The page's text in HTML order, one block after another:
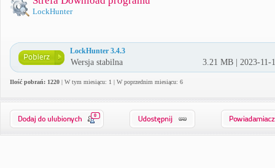
LockHunter
LockHunter 3.4.3
Wersja stabilna 3.21 MB | 2023-11-
Ilość pobrań: 1220 | W tym miesiącu: 1 | W poprzednim miesiącu: 6
0